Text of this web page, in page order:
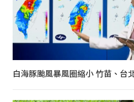
白海豚颱風暴風圈縮小 竹苗、台